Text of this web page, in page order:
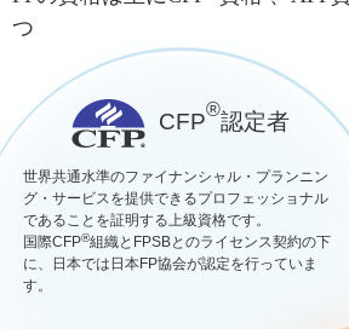
つ
CFP®認定者
世界共通水準のファイナンシャル・プランニン
グ・サービスを提供できるプロフェッショナル
であることを証明する上級資格です。
国際CFP®組織とFPSBとのライセンス契約の下
に、日本では日本FP協会が認定を行っていま
す。